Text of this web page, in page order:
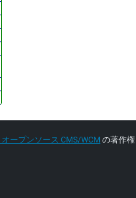
オープンソース CMS/WCM の著作権